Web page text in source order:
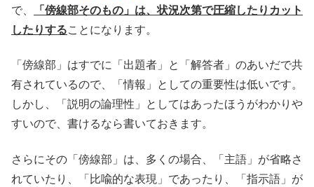
で、
「傍線部そのもの」は、状況次第で圧縮したりカット
したりすることになります。
「傍線部」はすでに「出題者」と「解答者」のあいだで共
有されているので、「情報」としての重要性は低いです。
しかし、「説明の論理性」としてはあったほうがわかりや
すいので、書けるなら書いておきます。
さらにその「傍線部」は、多くの場合、「主語」が省略さ
れていたり、「比喩的な表現」であったり、「指示語」が